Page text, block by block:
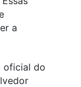
a
oficial do